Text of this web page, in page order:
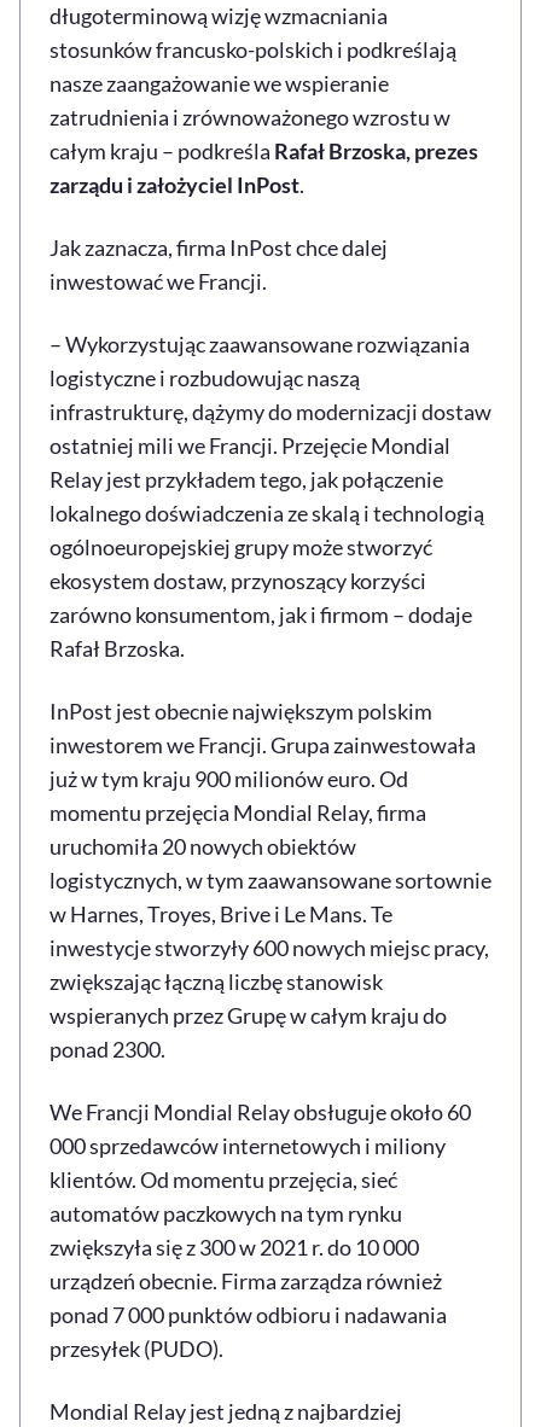
długoterminową wizję wzmacniania
stosunków francusko-polskich i podkreślają
nasze zaangażowanie we wspieranie
zatrudnienia i zrównoważonego wzrostu w
całym kraju – podkreśla Rafał Brzoska, prezes
zarządu i założyciel InPost.
Jak zaznacza, firma InPost chce dalej
inwestować we Francji.
– Wykorzystując zaawansowane rozwiązania
logistyczne i rozbudowując naszą
infrastrukturę, dążymy do modernizacji dostaw
ostatniej mili we Francji. Przejęcie Mondial
Relay jest przykładem tego, jak połączenie
lokalnego doświadczenia ze skalą i technologią
ogólnoeuropejskiej grupy może stworzyć
ekosystem dostaw, przynoszący korzyści
zarówno konsumentom, jak i firmom – dodaje
Rafał Brzoska.
InPost jest obecnie największym polskim
inwestorem we Francji. Grupa zainwestowała
już w tym kraju 900 milionów euro. Od
momentu przejęcia Mondial Relay, firma
uruchomiła 20 nowych obiektów
logistycznych, w tym zaawansowane sortownie
w Harnes, Troyes, Brive i Le Mans. Te
inwestycje stworzyły 600 nowych miejsc pracy,
zwiększając łączną liczbę stanowisk
wspieranych przez Grupę w całym kraju do
ponad 2300.
We Francji Mondial Relay obsługuje około 60
000 sprzedawców internetowych i miliony
klientów. Od momentu przejęcia, sieć
automatów paczkowych na tym rynku
zwiększyła się z 300 w 2021 r. do 10 000
urządzeń obecnie. Firma zarządza również
ponad 7 000 punktów odbioru i nadawania
przesyłek (PUDO).
Mondial Relay jest jedną z najbardziej